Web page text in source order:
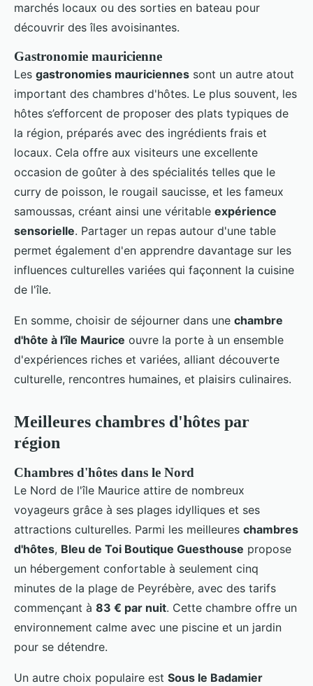
marchés locaux ou des sorties en bateau pour
découvrir des îles avoisinantes.
Gastronomie mauricienne
Les gastronomies mauriciennes sont un autre atout
important des chambres d'hôtes. Le plus souvent, les
hôtes s’efforcent de proposer des plats typiques de
la région, préparés avec des ingrédients frais et
locaux. Cela offre aux visiteurs une excellente
occasion de goûter à des spécialités telles que le
curry de poisson, le rougail saucisse, et les fameux
samoussas, créant ainsi une véritable expérience
sensorielle. Partager un repas autour d'une table
permet également d'en apprendre davantage sur les
influences culturelles variées qui façonnent la cuisine
de l'île.
En somme, choisir de séjourner dans une chambre
d'hôte à l'île Maurice ouvre la porte à un ensemble
d'expériences riches et variées, alliant découverte
culturelle, rencontres humaines, et plaisirs culinaires.
Meilleures chambres d'hôtes par
région
Chambres d'hôtes dans le Nord
Le Nord de l'île Maurice attire de nombreux
voyageurs grâce à ses plages idylliques et ses
attractions culturelles. Parmi les meilleures chambres
d'hôtes, Bleu de Toi Boutique Guesthouse propose
un hébergement confortable à seulement cinq
minutes de la plage de Peyrébère, avec des tarifs
commençant à 83 € par nuit. Cette chambre offre un
environnement calme avec une piscine et un jardin
pour se détendre.
Un autre choix populaire est Sous le Badamier